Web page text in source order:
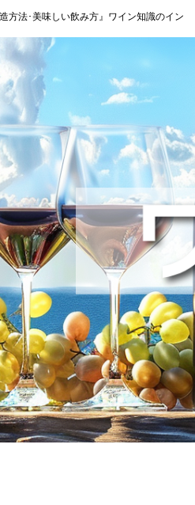
方法･美味しい飲み方』ワイン知識のイン